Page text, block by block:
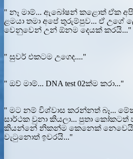
" නෑ මාම්... ඇබෝෂන් කළොත් ඒක
ළමයා තමා අපේ තුරුම්පුව... ඒ උගේ
වෙනුවෙන් උන් ඕනම දෙයක් කරයි..."
" සුවර් එකටම උගෙද...."
" ඔව් මාම්... DNA test 02ක්ම කරා..."
" මට නම් විශ්වාස කරන්නත් බෑ...
සාර්ථක වුනා කියලා... පුතා කෝකටත්
කියන්නේ නිකන්ම කෙනෙක්
වැටුනොත් ඉවරයි..."